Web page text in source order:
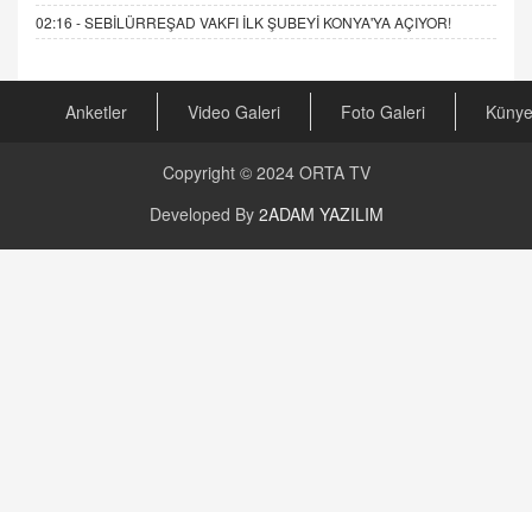
02:16 -SEBİLÜRREŞAD VAKFI İLK ŞUBEYİ KONYA'YA AÇIYOR!
Anketler Video Galeri Foto Galeri Künye
Copyright © 2024 ORTA TV
Developed By 2ADAM YAZILIM